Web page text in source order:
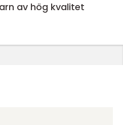
av hög kvalitet